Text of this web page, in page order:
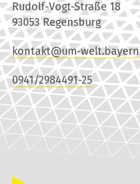
Rudolf-Vogt-Straße 18
93053 Regensburg
kontakt@um-welt.bayern
0941/2984491-25